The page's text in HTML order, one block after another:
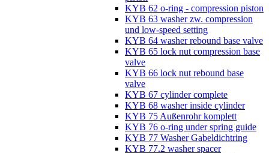
KYB 62 o-ring - compression piston
KYB 63 washer zw. compression
und low-speed setting
KYB 64 washer rebound base valve
KYB 65 lock nut compression base
valve
KYB 66 lock nut rebound base
valve
KYB 67 cylinder complete
KYB 68 washer inside cylinder
KYB 75 Außenrohr komplett
KYB 76 o-ring under spring guide
KYB 77 Washer Gabeldichtring
KYB 77.2 washer spacer